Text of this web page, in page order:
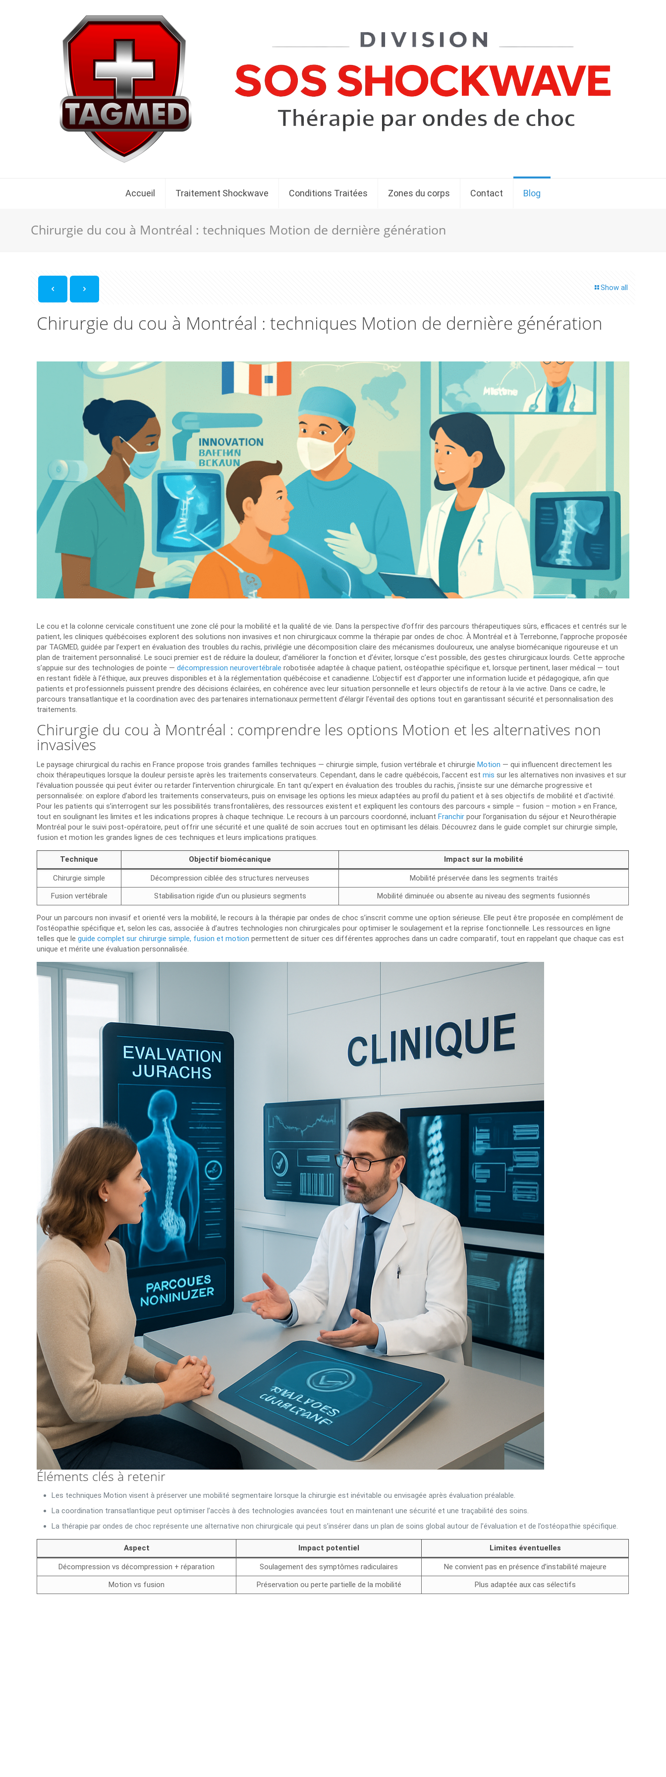
Accueil Traitement Shockwave Conditions Traitées Zones du corps Contact Blog
Chirurgie du cou à Montréal : techniques Motion de dernière génération
Show all
Chirurgie du cou à Montréal : techniques Motion de dernière génération
Le cou et la colonne cervicale constituent une zone clé pour la mobilité et la qualité de vie. Dans la perspective d’offrir des parcours thérapeutiques sûrs, efficaces et centrés sur le
patient, les cliniques québécoises explorent des solutions non invasives et non chirurgicaux comme la thérapie par ondes de choc. À Montréal et à Terrebonne, l’approche proposée
par TAGMED, guidée par l’expert en évaluation des troubles du rachis, privilégie une décomposition claire des mécanismes douloureux, une analyse biomécanique rigoureuse et un
plan de traitement personnalisé. Le souci premier est de réduire la douleur, d’améliorer la fonction et d’éviter, lorsque c’est possible, des gestes chirurgicaux lourds. Cette approche
s’appuie sur des technologies de pointe —décompression neurovertébrale robotisée adaptée à chaque patient, ostéopathie spécifique et, lorsque pertinent, laser médical — tout
en restant fidèle à l’éthique, aux preuves disponibles et à la réglementation québécoise et canadienne. L’objectif est d’apporter une information lucide et pédagogique, afin que
patients et professionnels puissent prendre des décisions éclairées, en cohérence avec leur situation personnelle et leurs objectifs de retour à la vie active. Dans ce cadre, le
parcours transatlantique et la coordination avec des partenaires internationaux permettent d’élargir l’éventail des options tout en garantissant sécurité et personnalisation des
traitements.
Chirurgie du cou à Montréal : comprendre les options Motion et les alternatives non
invasives
Le paysage chirurgical du rachis en France propose trois grandes familles techniques — chirurgie simple, fusion vertébrale et chirurgie Motion — qui influencent directement les
choix thérapeutiques lorsque la douleur persiste après les traitements conservateurs. Cependant, dans le cadre québécois, l’accent estmis sur les alternatives non invasives et sur
l’évaluation poussée qui peut éviter ou retarder l’intervention chirurgicale. En tant qu’expert en évaluation des troubles du rachis, j’insiste sur une démarche progressive et
personnalisée: on explore d’abord les traitements conservateurs, puis on envisage les options les mieux adaptées au profil du patient et à ses objectifs de mobilité et d’activité.
Pour les patients qui s’interrogent sur les possibilités transfrontalières, des ressources existent et expliquent les contours des parcours « simple – fusion – motion » en France,
tout en soulignant les limites et les indications propres à chaque technique. Le recours à un parcours coordonné, incluant Franchir pour l’organisation du séjour et Neurothérapie
Montréal pour le suivi post-opératoire, peut offrir une sécurité et une qualité de soin accrues tout en optimisant les délais. Découvrez dans le guide complet sur chirurgie simple,
fusion et motion les grandes lignes de ces techniques et leurs implications pratiques.
Technique Objectif biomécanique Impact sur la mobilité
Chirurgie simple Décompression ciblée des structures nerveuses
Mobilité préservée dans les segments traités
Fusion vertébrale
Stabilisation rigide d’un ou plusieurs segments Mobilité diminuée ou absente au niveau des segments fusionnés
Pour un parcours non invasif et orienté vers la mobilité, le recours à la thérapie par ondes de choc s’inscrit comme une option sérieuse. Elle peut être proposée en complément de
l’ostéopathie spécifique et, selon les cas, associée à d’autres technologies non chirurgicales pour optimiser le soulagement et la reprise fonctionnelle. Les ressources en ligne
telles que leguide complet sur chirurgie simple, fusion et motion permettent de situer ces différentes approches dans un cadre comparatif, tout en rappelant que chaque cas est
unique et mérite une évaluation personnalisée.
Éléments clés à retenir
Les techniques Motion visent à préserver une mobilité segmentaire lorsque la chirurgie est inévitable ou envisagée après évaluation préalable.
La coordination transatlantique peut optimiser l’accès à des technologies avancées tout en maintenant une sécurité et une traçabilité des soins.
La thérapie par ondes de choc représente une alternative non chirurgicale qui peut s’insérer dans un plan de soins global autour de l’évaluation et de l’ostéopathie spécifique.
Aspect Impact potentiel Limites éventuelles
Décompression vs décompression + réparation Soulagement des symptômes radiculaires
Ne convient pas en présence d’instabilité majeure
Motion vs fusion
Préservation ou perte partielle de la mobilité Plus adaptée aux cas sélectifs